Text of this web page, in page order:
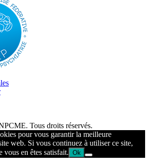
Tous droits réservés.
pour vous garantir la meilleure
web. Si vous continuez à utiliser ce site,
vous en êtes satisfait. Ok